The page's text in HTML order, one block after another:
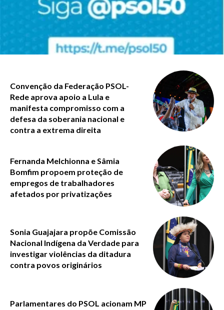
Convenção da Federação PSOL-
Rede aprova apoio a Lula e
manifesta compromisso com a
defesa da soberania nacional e
contra a extrema direita
Fernanda Melchionna e Sâmia
Bomfim propoem proteção de
empregos de trabalhadores
afetados por privatizações
Sonia Guajajara propõe Comissão
Nacional Indígena da Verdade para
investigar violências da ditadura
contra povos originários
Parlamentares do PSOL acionam MP